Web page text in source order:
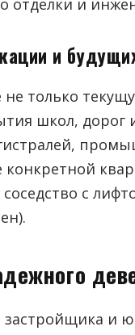
отделки и
и
не только
школ, дорог
с
застройщика и